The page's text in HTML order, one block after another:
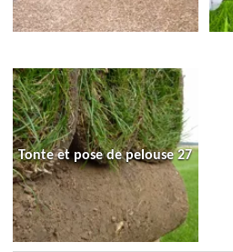
Tonte et pose de pelouse 27